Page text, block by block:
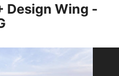
Design Wing -